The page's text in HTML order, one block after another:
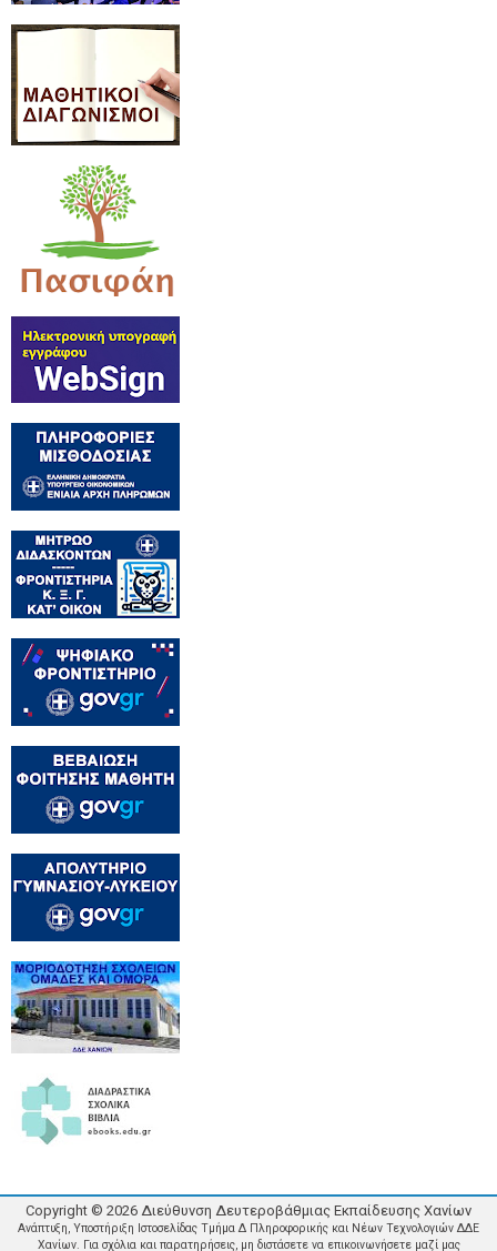
Copyright © 2026 Διεύθυνση Δευτεροβάθμιας Εκπαίδευσης Χανίων
Ανάπτυξη, Υποστήριξη Ιστοσελίδας Τμήμα Δ Πληροφορικής και Νέων Τεχνολογιών ΔΔΕ
Χανίων. Για σχόλια και παρατηρήσεις, μη διστάσετε να επικοινωνήσετε μαζί μας